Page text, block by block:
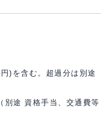
)を含む。超過分は別途
別途 資格手当、交通費等